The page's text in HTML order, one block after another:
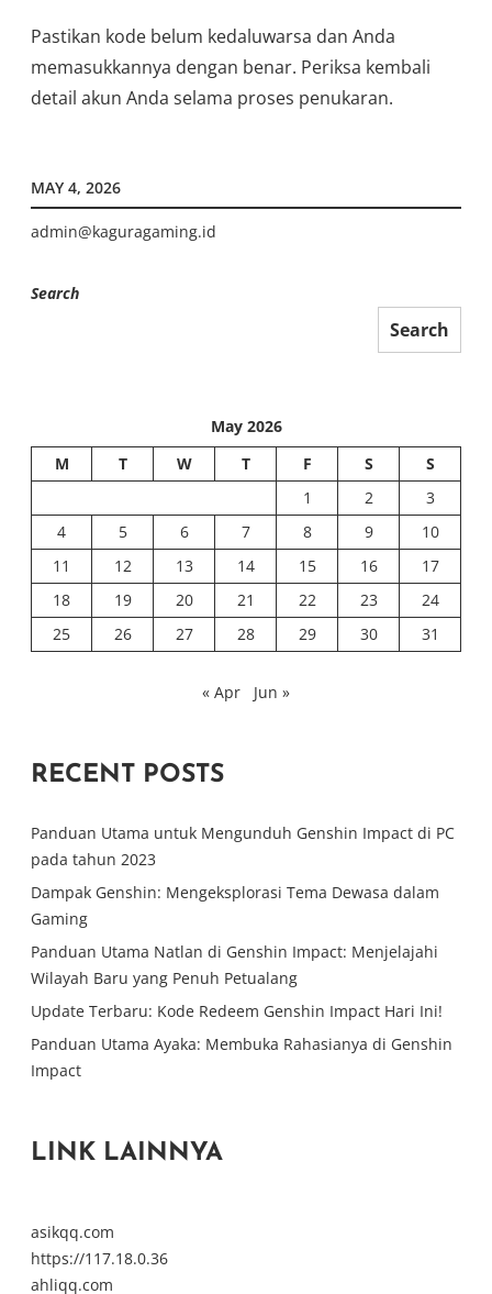
Pastikan kode belum kedaluwarsa dan Anda
memasukkannya dengan benar. Periksa kembali
detail akun Anda selama proses penukaran.
MAY 4, 2026
admin@kaguragaming.id
Search
Search
May 2026
M
T W T F S
S
1
2
3
4
5 6 7 8 9
10
11
12 13 14 15 16
17
18
19 20 21 22 23
24
25
26 27 28 29 30 31
« Apr Jun »
RECENT POSTS
Panduan Utama untuk Mengunduh Genshin Impact di PC
pada tahun 2023
Dampak Genshin: Mengeksplorasi Tema Dewasa dalam
Gaming
Panduan Utama Natlan di Genshin Impact: Menjelajahi
Wilayah Baru yang Penuh Petualang
Update Terbaru: Kode Redeem Genshin Impact Hari Ini!
Panduan Utama Ayaka: Membuka Rahasianya di Genshin
Impact
LINK LAINNYA
asikqq.com
https://117.18.0.36
ahliqq.com